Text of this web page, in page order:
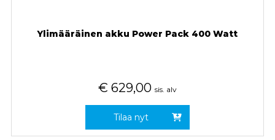
Ylimääräinen akku Power Pack 400 Watt
€ 629,00 sis. alv
Tilaa nyt